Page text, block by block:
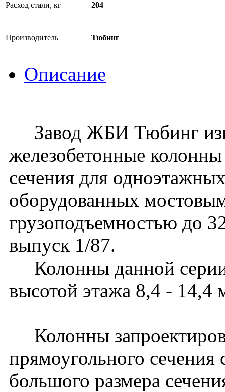
Расход стали, кг 204
Производитель Тюбинг
Описание
Завод ЖБИ Тюбинг
железобетонные
сечения для
оборудованных
грузоподъемностью до
выпуск 1/87.
Колонны данной
высотой этажа 8,4 - 14,4
Колонны
прямоугольного сечения
большого размера